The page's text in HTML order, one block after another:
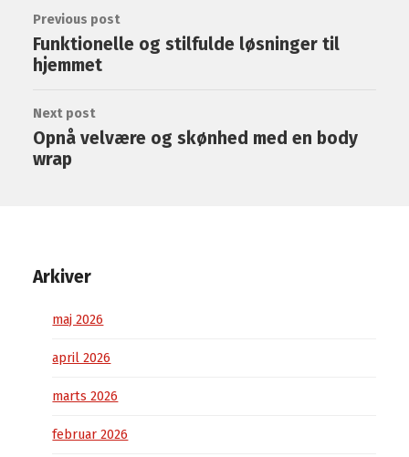
Previous post
Funktionelle og stilfulde løsninger til
hjemmet
Next post
Opnå velvære og skønhed med en body
wrap
Arkiver
maj 2026
april 2026
marts 2026
februar 2026